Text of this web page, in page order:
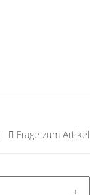
Frage zum Artikel